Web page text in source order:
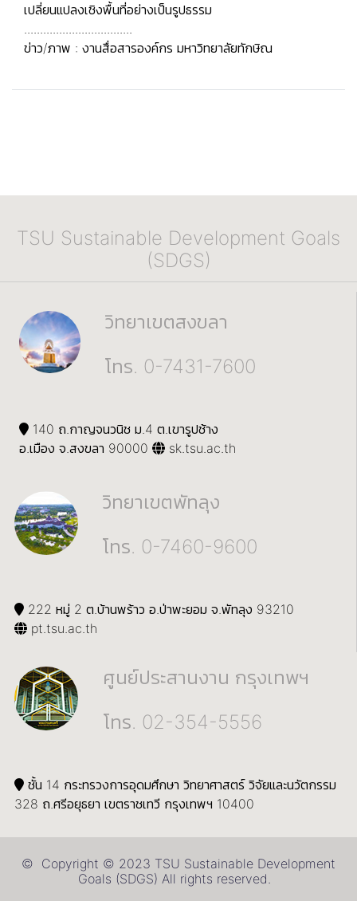
เปลี่ยนแปลงเชิงพื้นที่อย่างเป็นรูปธรรม
..................................
ข่าว/ภาพ : งานสื่อสารองค์กร มหาวิทยาลัยทักษิณ
TSU Sustainable Development Goals
(SDGS)
วิทยาเขตสงขลา
โทร. 0-7431-7600
140 ถ.กาญจนวนิช ม.4 ต.เขารูปช้าง
อ.เมือง จ.สงขลา 90000
sk.tsu.ac.th
วิทยาเขตพัทลุง
โทร. 0-7460-9600
222 หมู่ 2 ต.บ้านพร้าว อ.ป่าพะยอม จ.พัทลุง 93210
pt.tsu.ac.th
ศูนย์ประสานงาน กรุงเทพฯ
โทร. 02-354-5556
ชั้น 14 กระทรวงการอุดมศึกษา วิทยาศาสตร์ วิจัยและนวัตกรรม
328 ถ.ศรีอยุธยา เขตราชเทวี กรุงเทพฯ 10400
© Copyright © 2023 TSU Sustainable Development
Goals (SDGS) All rights reserved.